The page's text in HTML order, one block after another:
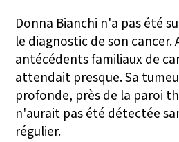
Donna Bianchi n'a pas été
le diagnostic de son cancer.
antécédents familiaux de
attendait presque. Sa
profonde, près de la paroi
n'aurait pas été détectée
régulier.